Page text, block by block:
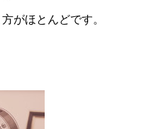
がほとんどです。